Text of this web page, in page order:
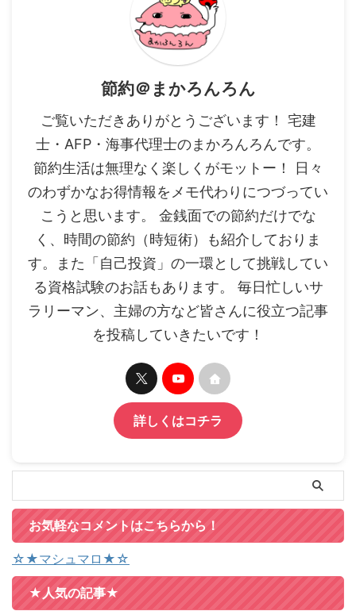
節約＠まかろんろん
ご覧いただきありがとうございます！ 宅建
士・AFP・海事代理士のまかろんろんです。
節約生活は無理なく楽しくがモットー！ 日々
のわずかなお得情報をメモ代わりにつづってい
こうと思います。 金銭面での節約だけでな
く、時間の節約（時短術）も紹介しておりま
す。また「自己投資」の一環として挑戦してい
る資格試験のお話もあります。 毎日忙しいサ
ラリーマン、主婦の方など皆さんに役立つ記事
を投稿していきたいです！
詳しくはコチラ
お気軽なコメントはこちらから！
☆★マシュマロ★☆
★人気の記事★